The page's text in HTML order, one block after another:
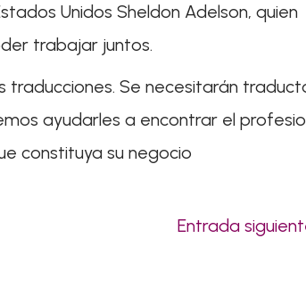
Unidos Sheldon Adelson, quien
trabajar juntos.
Se necesitarán
ayudarles a encontrar el
constituya su negocio
Entrada